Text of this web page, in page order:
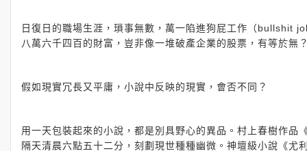
日復日的職場生涯，瑣事無數，萬一陷進狗屁工作（bullshit
八萬六千四百的財富，豈非像一堆破產企業的股票，有等於無
假如現實冗長又平庸，小說中反映的現實，會否不同？
用一天包裝起來的小說，都是別具野心的異品。村上春樹作
隔天清晨六點五十二分，刻劃現世種種幽微。神壇級小說《